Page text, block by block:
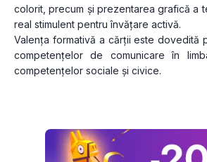
colorit, precum și prezentarea grafică a
real stimulent pentru învăţare activă.
Valenţa formativă a cărţii este dovedită
competenţelor de comunicare în
competenţelor sociale și civice.